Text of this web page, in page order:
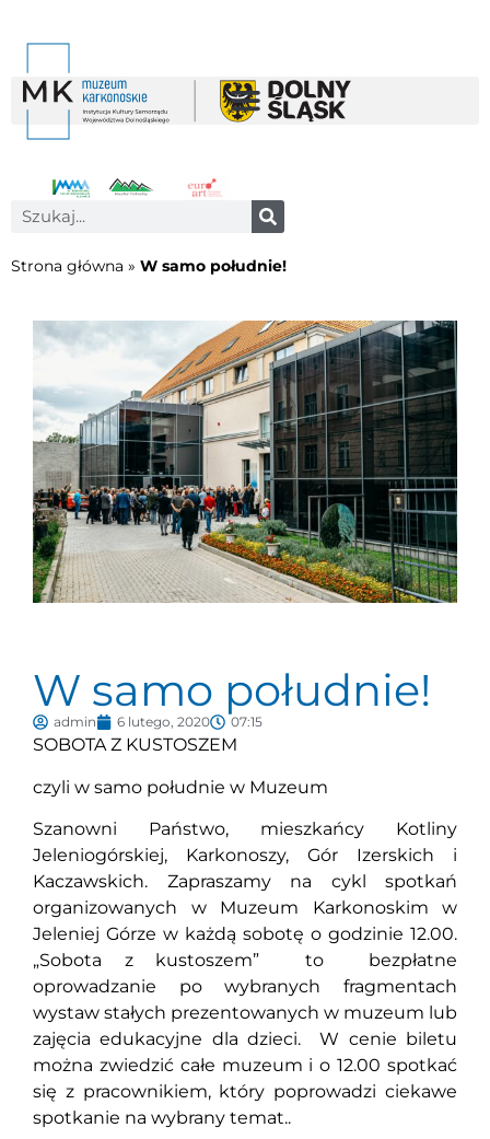
Strona główna » W samo południe!
W samo południe!
admin 6 lutego, 2020 07:15
SOBOTA Z KUSTOSZEM
czyli w samo południe w Muzeum
Szanowni Państwo, mieszkańcy Kotliny
Jeleniogórskiej, Karkonoszy, Gór Izerskich i
Kaczawskich. Zapraszamy na cykl spotkań
organizowanych w Muzeum Karkonoskim w
Jeleniej Górze w każdą sobotę o godzinie 12.00.
„Sobota z kustoszem” to bezpłatne
oprowadzanie po wybranych fragmentach
wystaw stałych prezentowanych w muzeum lub
zajęcia edukacyjne dla dzieci. W cenie biletu
można zwiedzić całe muzeum i o 12.00 spotkać
się z pracownikiem, który poprowadzi ciekawe
spotkanie na wybrany temat..